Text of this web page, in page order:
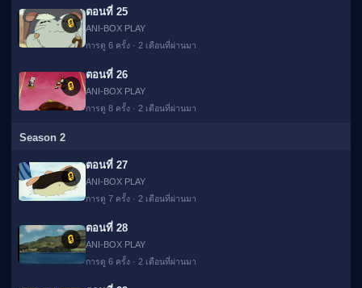
🔒
ตอนที่ 25
ANI-BOX PLAY
การดู 6 ครั้ง · 2 เดือนที่ผ่านมา
🔒
ตอนที่ 26
ANI-BOX PLAY
การดู 8 ครั้ง · 2 เดือนที่ผ่านมา
Season 2
🔒
ตอนที่ 27
ANI-BOX PLAY
การดู 7 ครั้ง · 2 เดือนที่ผ่านมา
🔒
ตอนที่ 28
ANI-BOX PLAY
การดู 6 ครั้ง · 2 เดือนที่ผ่านมา